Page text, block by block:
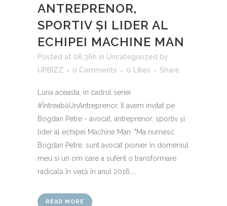
ANTREPRENOR,
SPORTIV ȘI LIDER AL
ECHIPEI MACHINE MAN
Posted at 08:36h in Uncategorized by
UPBIZZ
0 Comments 0 Likes Share
Luna aceasta, în cadrul seriei
#ÎntreabăUnAntreprenor, îl avem invitat pe
Bogdan Petre - avocat, antreprenor, sportiv și
lider al echipei Machine Man. "Ma numesc
Bogdan Petre, sunt avocat pionier în domeniul
meu si un om care a suferit o transformare
radicală în viață în anul 2016,...
READ MORE